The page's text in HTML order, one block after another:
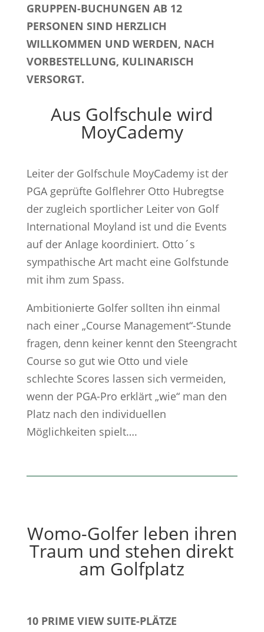
GRUPPEN-BUCHUNGEN AB 12
PERSONEN SIND HERZLICH
WILLKOMMEN UND WERDEN, NACH
VORBESTELLUNG, KULINARISCH
VERSORGT.
Aus Golfschule wird
MoyCademy
Leiter der Golfschule MoyCademy ist der
PGA geprüfte Golflehrer Otto Hubregtse
der zugleich sportlicher Leiter von Golf
International Moyland ist und die Events
auf der Anlage koordiniert. Otto´s
sympathische Art macht eine Golfstunde
mit ihm zum Spass.
Ambitionierte Golfer sollten ihn einmal
nach einer „Course Management“-Stunde
fragen, denn keiner kennt den Steengracht
Course so gut wie Otto und viele
schlechte Scores lassen sich vermeiden,
wenn der PGA-Pro erklärt „wie“ man den
Platz nach den individuellen
Möglichkeiten spielt….
Womo-Golfer leben ihren
Traum und stehen direkt
am Golfplatz
10 PRIME VIEW SUITE-PLÄTZE